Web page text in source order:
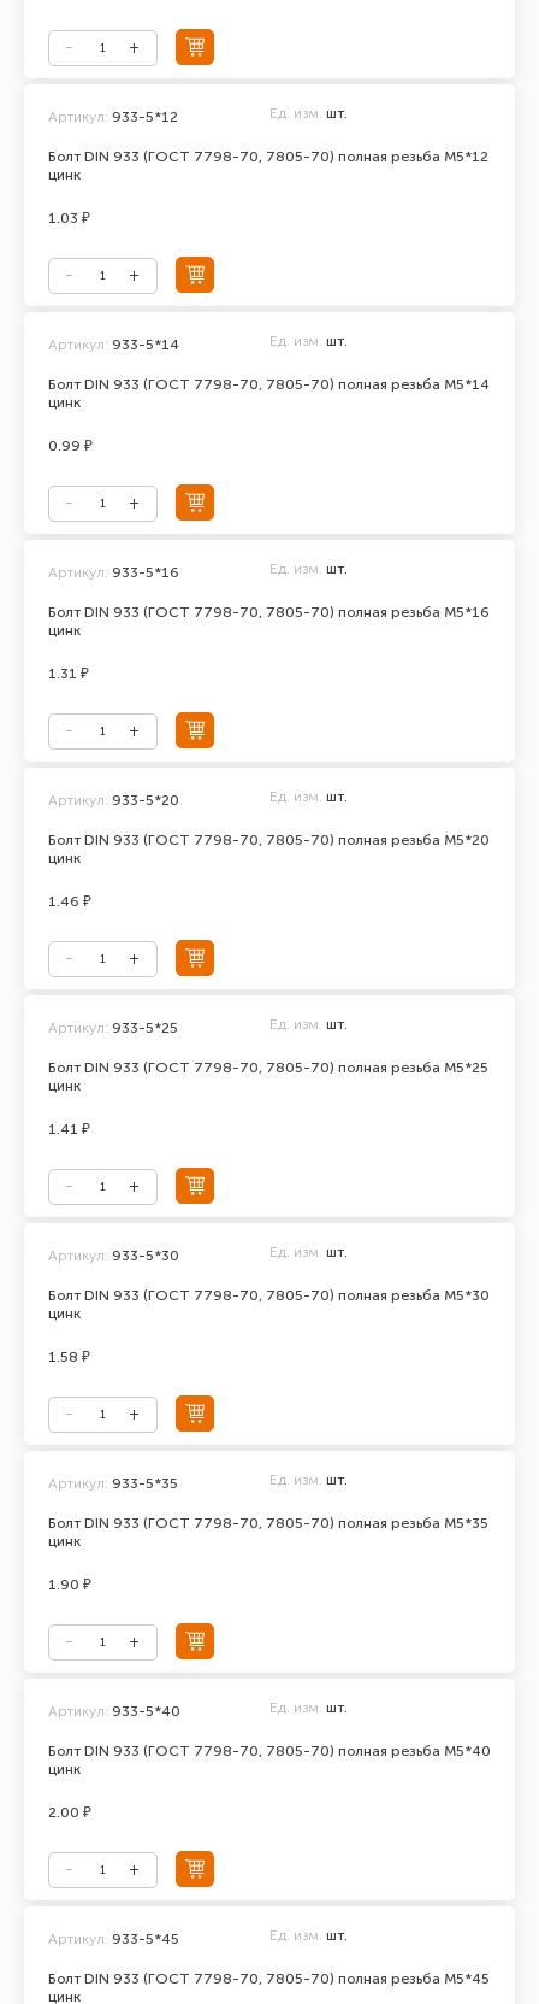
Болт DIN 933 (ГОСТ 7798-70, 7805-70) полная резьба М5*12
цинк
Артикул: 933-5*12 Ед. изм. шт.
1.03 ₽
Болт DIN 933 (ГОСТ 7798-70, 7805-70) полная резьба М5*14
цинк
Артикул: 933-5*14 Ед. изм. шт.
0.99 ₽
Болт DIN 933 (ГОСТ 7798-70, 7805-70) полная резьба М5*16
цинк
Артикул: 933-5*16 Ед. изм. шт.
1.31 ₽
Болт DIN 933 (ГОСТ 7798-70, 7805-70) полная резьба М5*20
цинк
Артикул: 933-5*20 Ед. изм. шт.
1.46 ₽
Болт DIN 933 (ГОСТ 7798-70, 7805-70) полная резьба М5*25
цинк
Артикул: 933-5*25 Ед. изм. шт.
1.41 ₽
Болт DIN 933 (ГОСТ 7798-70, 7805-70) полная резьба М5*30
цинк
Артикул: 933-5*30 Ед. изм. шт.
1.58 ₽
Болт DIN 933 (ГОСТ 7798-70, 7805-70) полная резьба М5*35
цинк
Артикул: 933-5*35 Ед. изм. шт.
1.90 ₽
Болт DIN 933 (ГОСТ 7798-70, 7805-70) полная резьба М5*40
цинк
Артикул: 933-5*40 Ед. изм. шт.
2.00 ₽
Болт DIN 933 (ГОСТ 7798-70, 7805-70) полная резьба М5*45
цинк
Артикул: 933-5*45 Ед. изм. шт.